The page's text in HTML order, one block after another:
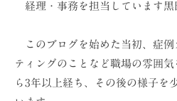
経理・事務を担当しています黒
このブログを始めた当初、症例
ティングのことなど職場の雰囲
ら3年以上経ち、その後の様子を